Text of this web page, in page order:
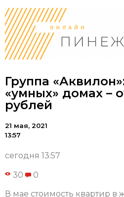
Группа
«умных» домах –
рублей
21 мая, 2021
13:57
сегодня 13:57
30 0
В мае стоимость квартир в